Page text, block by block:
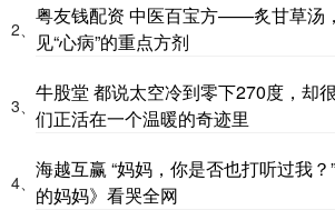
2、
粤友钱配资 中医百宝方——炙甘草汤
见“心病”的重点方剂
3、
牛股堂 都说太空冷到零下270度，却
们正活在一个温暖的奇迹里
4、
海越互赢 “妈妈，你是否也打听过我
的妈妈》看哭全网